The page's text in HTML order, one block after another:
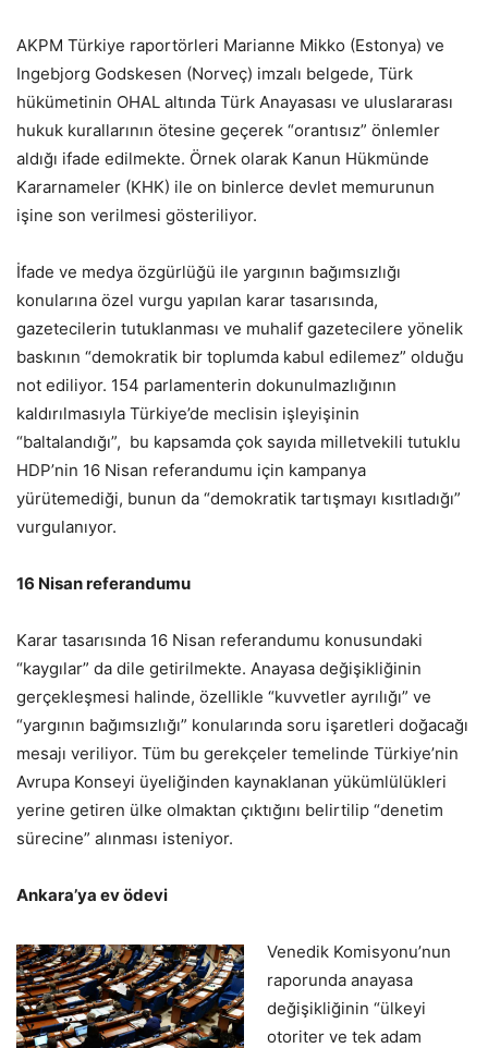
AKPM Türkiye raportörleri Marianne Mikko (Estonya) ve
Ingebjorg Godskesen (Norveç) imzalı belgede, Türk
hükümetinin OHAL altında Türk Anayasası ve uluslararası
hukuk kurallarının ötesine geçerek “orantısız” önlemler
aldığı ifade edilmekte. Örnek olarak Kanun Hükmünde
Kararnameler (KHK) ile on binlerce devlet memurunun
işine son verilmesi gösteriliyor.
İfade ve medya özgürlüğü ile yargının bağımsızlığı
konularına özel vurgu yapılan karar tasarısında,
gazetecilerin tutuklanması ve muhalif gazetecilere yönelik
baskının “demokratik bir toplumda kabul edilemez” olduğu
not ediliyor. 154 parlamenterin dokunulmazlığının
kaldırılmasıyla Türkiye’de meclisin işleyişinin
“baltalandığı”, bu kapsamda çok sayıda milletvekili tutuklu
HDP’nin 16 Nisan referandumu için kampanya
yürütemediği, bunun da “demokratik tartışmayı kısıtladığı”
vurgulanıyor.
16 Nisan referandumu
Karar tasarısında 16 Nisan referandumu konusundaki
“kaygılar” da dile getirilmekte. Anayasa değişikliğinin
gerçekleşmesi halinde, özellikle “kuvvetler ayrılığı” ve
“yargının bağımsızlığı” konularında soru işaretleri doğacağı
mesajı veriliyor. Tüm bu gerekçeler temelinde Türkiye’nin
Avrupa Konseyi üyeliğinden kaynaklanan yükümlülükleri
yerine getiren ülke olmaktan çıktığını belirtilip “denetim
sürecine” alınması isteniyor.
Ankara’ya ev ödevi
Venedik Komisyonu’nun
raporunda anayasa
değişikliğinin “ülkeyi
otoriter ve tek adam